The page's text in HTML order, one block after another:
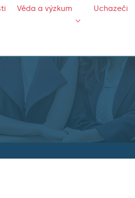
Věda a výzkum Uchazeči